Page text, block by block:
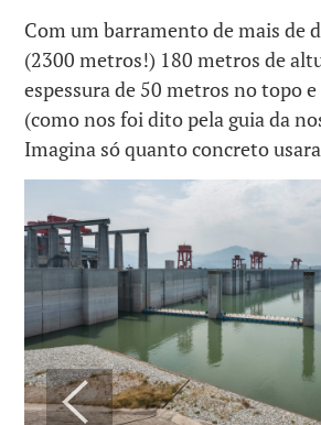
Com um barramento de mais de
(2300 metros!) 180 metros de
espessura de 50 metros no topo
(como nos foi dito pela guia da
Imagina só quanto concreto